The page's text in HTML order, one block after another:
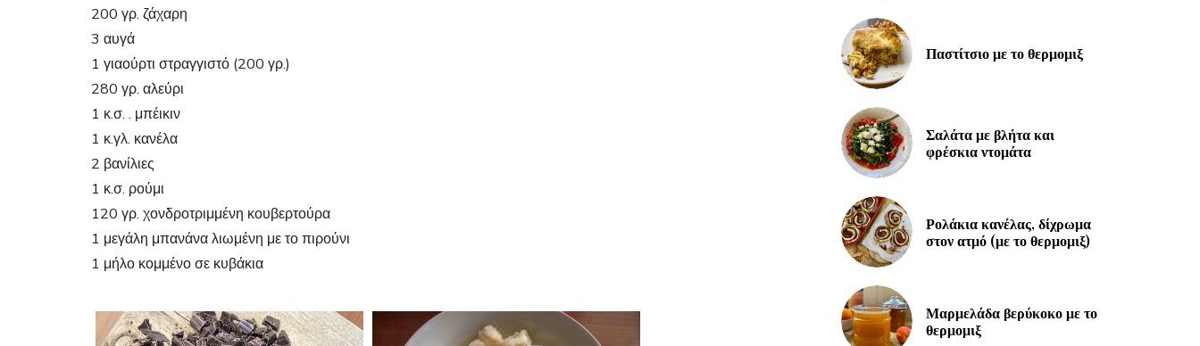
200 γρ. ζάχαρη
3 αυγά
1 γιαούρτι στραγγιστό (200 γρ.)
280 γρ. αλεύρι
1 κ.σ. . μπέικιν
1 κ.γλ. κανέλα
2 βανίλιες
1 κ.σ. ρούμι
120 γρ. χονδροτριμμένη κουβερτούρα
1 μεγάλη μπανάνα λιωμένη με το πιρούνι
1 μήλο κομμένο σε κυβάκια
Παστίτσιο με το θερμομιξ
Σαλάτα με βλήτα και
φρέσκια ντομάτα
Ρολάκια κανέλας, δίχρωμα
στον ατμό (με το θερμομιξ)
Μαρμελάδα βερύκοκο με το
θερμομιξ